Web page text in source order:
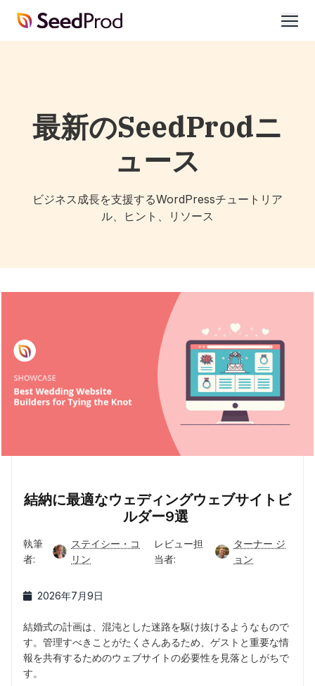
SeedProd
最新のSeedProdニ
ュース
ビジネス成長を支援するWordPressチュートリア
ル、ヒント、リソース
結納に最適なウェディングウェブサイトビ
ルダー9選
執筆
者:
ステイシー・コ
リン
レビュー担
当者:
ターナー ジ
ョン
2026年7月9日
結婚式の計画は、混沌とした迷路を駆け抜けるようなもので
す。管理すべきことがたくさんあるため、ゲストと重要な情
報を共有するためのウェブサイトの必要性を見落としがちで
す。